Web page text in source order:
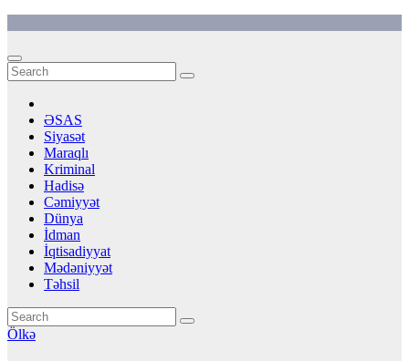
content
ƏSAS
Siyasət
Maraqlı
Kriminal
Hadisə
Cəmiyyət
Dünya
İdman
İqtisadiyyat
Mədəniyyət
Təhsil
Ölkə